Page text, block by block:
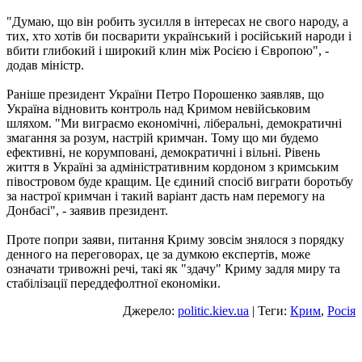
"Думаю, що він робить зусилля в інтересах не свого народу, а
тих, хто хотів би посварити український і російський народи і
вбити глибокий і широкий клин між Росією і Європою", -
додав міністр.
Раніше президент України Петро Порошенко заявляв, що
Україна відновить контроль над Кримом невійськовим
шляхом. "Ми виграємо економічні, ліберальні, демократичні
змагання за розум, настрій кримчан. Тому що ми будемо
ефективні, не корумповані, демократичні і вільні. Рівень
життя в Україні за адміністративним кордоном з кримським
півостровом буде кращим. Це єдиний спосіб виграти боротьбу
за настрої кримчан і такий варіант дасть нам перемогу на
Донбасі", - заявив президент.
Проте попри заяви, питання Криму зовсім знялося з порядку
денного на переговорах, це за думкою експертів, може
означати тривожні речі, такі як "здачу" Криму задля миру та
стабілізації переддефолтної економіки.
Джерело: politic.kiev.ua | Теги: Крим, Росія